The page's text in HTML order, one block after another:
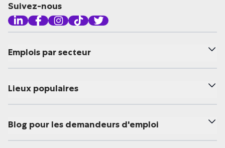
Suivez-nous
Emplois par secteur
Lieux populaires
Blog pour les demandeurs d'emploi